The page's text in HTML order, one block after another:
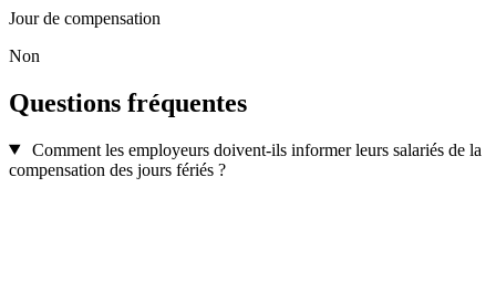
Jour de compensation
Non
Questions fréquentes
Comment les employeurs doivent-ils informer leurs salariés de la
compensation des jours fériés ?